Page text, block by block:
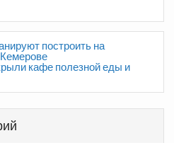
построить на
кафе полезной еды и